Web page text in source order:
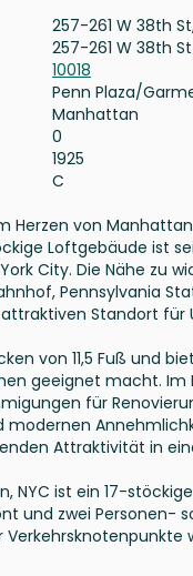
257-261 W 38th
257-261 W 38th St
10018
Penn Plaza/
Manhattan
0
1925
C
Herzen von
Loftgebäude ist
City. Die Nähe zu
Pennsylvania
Standort für
von 11,5 Fuß und
geeignet macht.
für
Attraktivität in
NYC ist ein 17-
und zwei Personen-